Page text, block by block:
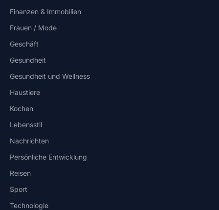
Finanzen & Immobilien
Frauen / Mode
Geschäft
Gesundheit
Gesundheit und Wellness
Haustiere
Kochen
Lebensstil
Nachrichten
Persönliche Entwicklung
Reisen
Sport
Technologie